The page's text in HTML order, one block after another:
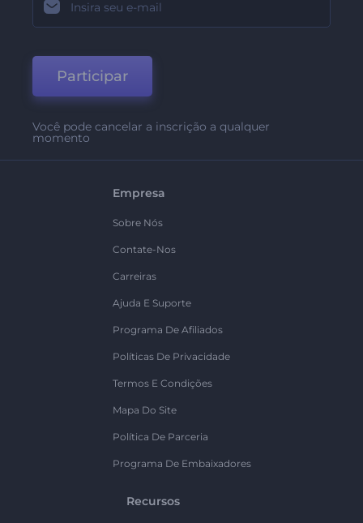
Participar
Você pode cancelar a inscrição a qualquer
momento
Empresa
Sobre Nós
Contate-Nos
Carreiras
Ajuda E Suporte
Programa De Afiliados
Políticas De Privacidade
Termos E Condições
Mapa Do Site
Política De Parceria
Programa De Embaixadores
Recursos